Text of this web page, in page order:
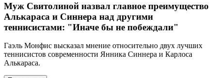
Муж Свитолиной назвал главное преимущество
Алькараса и Синнера над другими
теннисистами: "Иначе бы не побеждали"
Гаэль Монфис высказал мнение относительно двух лучших
теннисистов современности Янника Синнера и Карлоса
Алькараса.